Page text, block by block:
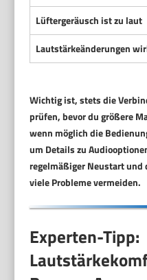
Lüftergeräusch ist zu laut
Lautstärkeänderungen
Wichtig ist, stets die
prüfen, bevor du größere
wenn möglich die
um Details zu
regelmäßiger Neustart und
viele Probleme vermeiden.
Experten-Tipp: